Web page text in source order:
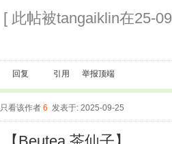
[ 此帖被tangaiklin在25-
回复 引用 举报顶端
只看该作者 6 发表于: 2025-09-25